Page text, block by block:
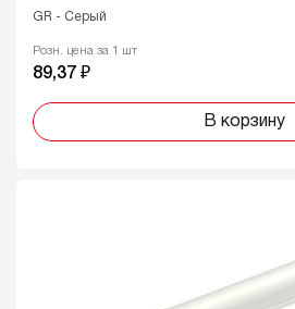
GR - Серый
Розн. цена за 1 шт
89,37 ₽
В корзину